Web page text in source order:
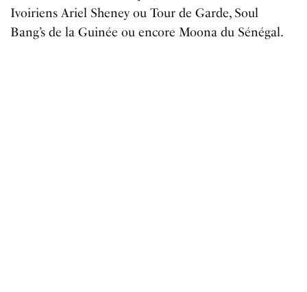
Ivoiriens Ariel Sheney ou Tour de Garde, Soul
Bang’s de la Guinée ou encore Moona du Sénégal.